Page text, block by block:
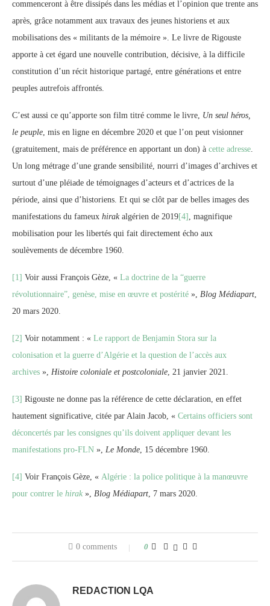
commenceront à être dissipés dans les médias et l’opinion que trente ans
après, grâce notamment aux travaux des jeunes historiens et aux
mobilisations des « militants de la mémoire ». Le livre de Rigouste
apporte à cet égard une nouvelle contribution, décisive, à la difficile
constitution d’un récit historique partagé, entre générations et entre
peuples autrefois affrontés.
C’est aussi ce qu’apporte son film titré comme le livre, Un seul héros,
le peuple , mis en ligne en décembre 2020 et que l’on peut visionner
(gratuitement, mais de préférence en apportant un don) à cette adresse
Un long métrage d’une grande sensibilité, nourri d’images d’archives et
surtout d’une pléiade de témoignages d’acteurs et d’actrices de la
période, ainsi que d’historiens. Et qui se clôt par de belles images des
manifestations du fameux hirakalgérien de 2019[4] , magnifique
mobilisation pour les libertés qui fait directement écho aux
soulèvements de décembre 1960.
[1] Voir aussi François Gèze, « La doctrine de la “guerre
révolutionnaire”, genèse, mise en œuvre et postérité », Blog Médiapart
20 mars 2020.
[2] Voir notamment : « Le rapport de Benjamin Stora sur la
colonisation et la guerre d’Algérie et la question de l’accès aux
archives », Histoire coloniale et postcoloniale , 21 janvier 2021.
[3] Rigouste ne donne pas la référence de cette déclaration, en effet
hautement significative, citée par Alain Jacob, « Certains officiers sont
déconcertés par les consignes qu’ils doivent appliquer devant les
manifestations pro-FLN », Le Monde , 15 décembre 1960.
[4] Voir François Gèze, « Algérie : la police politique à la manœuvre
pour contrer le hirak », Blog Médiapart , 7 mars 2020.
0 comments 0
REDACTION LQA